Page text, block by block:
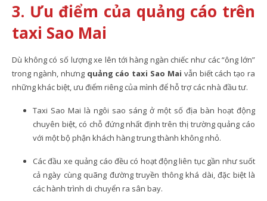
3. Ưu điểm của quảng cáo trên
taxi Sao Mai
Dù không có số lượng xe lên tới hàng ngàn chiếc như các “ông lớn”
trong ngành, nhưng quảng cáo taxi Sao Mai vẫn biết cách tạo ra
những khác biệt, ưu điểm riêng của mình để hỗ trợ các nhà đầu tư.
Taxi Sao Mai là ngôi sao sáng ở một số địa bàn hoạt động
chuyên biệt, có chỗ đứng nhất định trên thị trường quảng cáo
với một bộ phận khách hàng trung thành không nhỏ.
Các đầu xe quảng cáo đều có hoạt động liên tục gần như suốt
cả ngày cùng quãng đường truyền thông khá dài, đặc biệt là
các hành trình di chuyển ra sân bay.